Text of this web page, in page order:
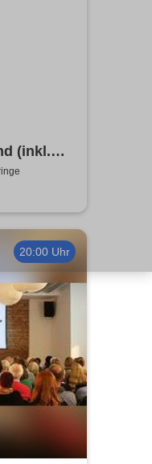
(inkl.
20:00 Uhr